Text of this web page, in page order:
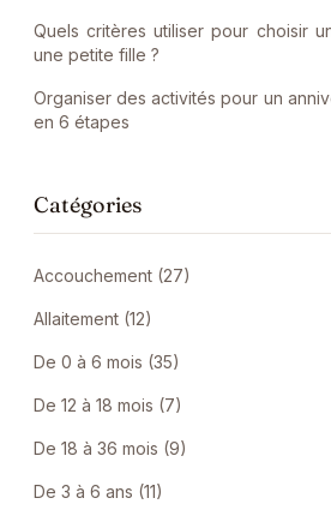
Quels critères utiliser pour choisir
une petite fille ?
Organiser des activités pour un
en 6 étapes
Catégories
Accouchement (27)
Allaitement (12)
De 0 à 6 mois (35)
De 12 à 18 mois (7)
De 18 à 36 mois (9)
De 3 à 6 ans (11)